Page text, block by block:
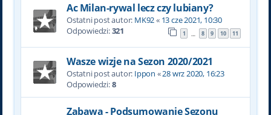
Ac Milan-rywal lecz czy lubiany?
Ostatni post autor: MK92« 13 cze 2021, 10:30
Odpowiedzi:321 1 … 8 9 10 11
Wasze wizje na Sezon 2020/2021
Ostatni post autor: Ippon «28 wrz 2020, 16:23
Odpowiedzi:8
Zabawa - Podsumowanie Sezonu